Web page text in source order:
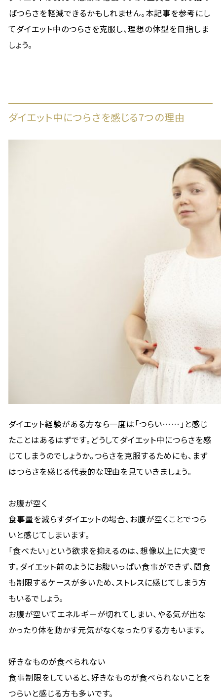
ばつらさを軽減できるかもしれません。本記事を参考にし
てダイエット中のつらさを克服し、理想の体型を目指しま
しょう。
ダイエット中につらさを感じる7つの理由
ダイエット経験がある方なら一度は「つらい……」と感じ
たことはあるはずです。どうしてダイエット中につらさを感
じてしまうのでしょうか。つらさを克服するためにも、まず
はつらさを感じる代表的な理由を見ていきましょう。
お腹が空く
食事量を減らすダイエットの場合、お腹が空くことでつら
いと感じてしまいます。
「食べたい」という欲求を抑えるのは、想像以上に大変で
す。ダイエット前のようにお腹いっぱい食事ができず、間食
も制限するケースが多いため、ストレスに感じてしまう方
もいるでしょう。
お腹が空いてエネルギーが切れてしまい、やる気が出な
かったり体を動かす元気がなくなったりする方もいます。
好きなものが食べられない
食事制限をしていると、好きなものが食べられないことを
つらいと感じる方も多いです。